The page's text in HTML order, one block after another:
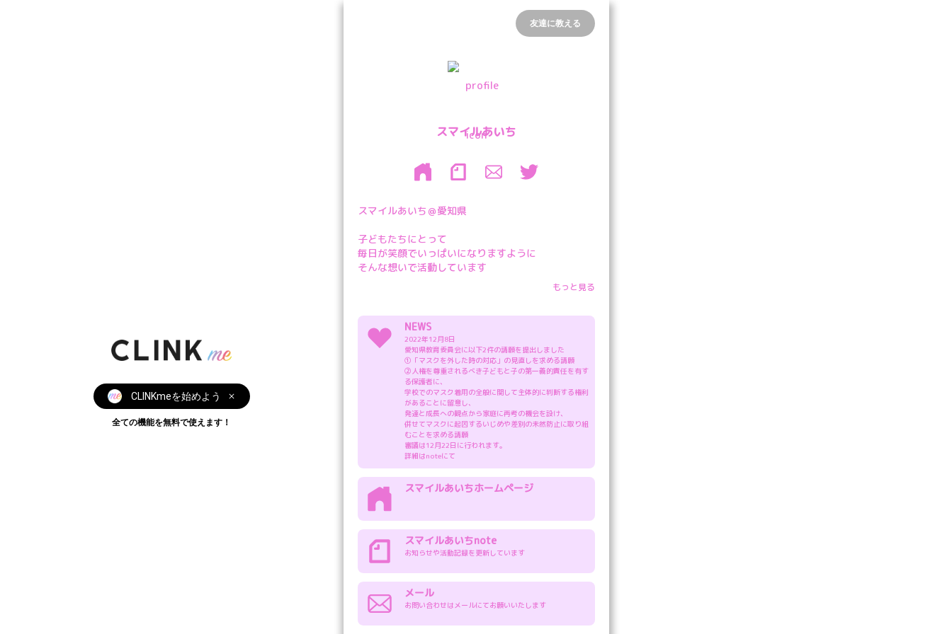
友達に教える
スマイルあいち
スマイルあいち＠愛知県
子どもたちにとって
毎日が笑顔でいっぱいになりますように
そんな想いで活動しています
☻厳しすぎる感染対策の事例を集めています
☻教育委員会に面談を申し込みます
もっと見る
NEWS
2022年12月8日
愛知県教育委員会に以下2件の請願を提出しました
①「マスクを外した時の対応」の見直しを求める請願
②人権を尊重されるべき子どもと子の第一義的責任を有す
る保護者に、
学校でのマスク着用の全般に関して主体的に判断する権利
があることに留意し、
発達と成長への観点から家庭に再考の機会を設け、
併せてマスクに起因するいじめや差別の未然防止に取り組
むことを求める請願
審議は12月22日に行われます。
詳細はnoteにて
スマイルあいちホームページ
スマイルあいちnote
お知らせや活動記録を更新しています
メール
お問い合わせはメールにてお願いいたします
CLINKmeを始めよう
全ての機能を無料で使えます！